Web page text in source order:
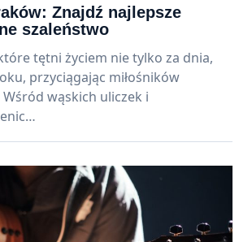
Znajdź najlepsze
szaleństwo
tętni życiem nie tylko za dnia,
przyciągając miłośników
wąskich uliczek i